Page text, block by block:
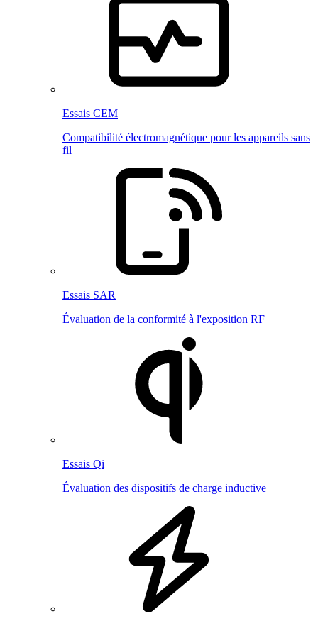
Essais CEM
Compatibilité électromagnétique pour les appareils sans
fil
Essais SAR
Évaluation de la conformité à l'exposition RF
Essais Qi
Évaluation des dispositifs de charge inductive